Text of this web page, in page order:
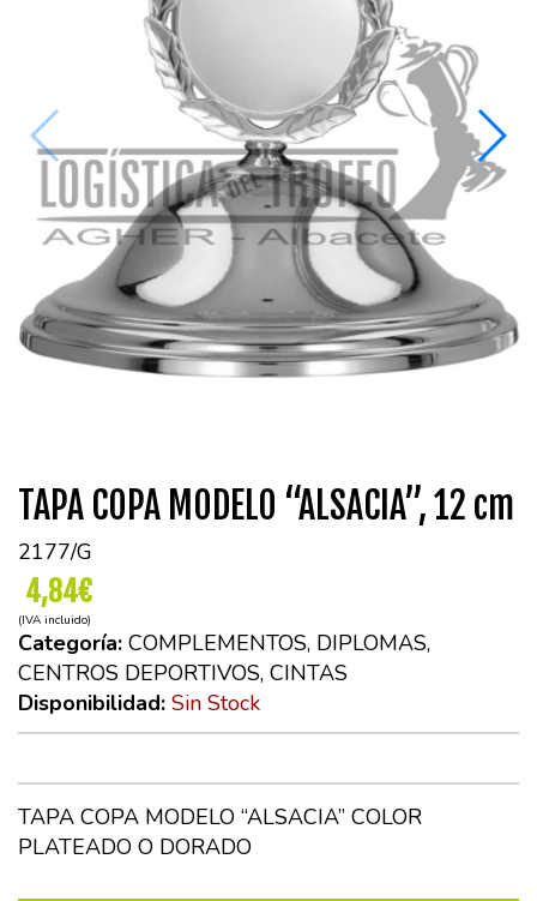
TAPA COPA MODELO “ALSACIA”, 12 cm
2177/G
4,84€
(IVA incluido)
Categoría: COMPLEMENTOS, DIPLOMAS,
CENTROS DEPORTIVOS, CINTAS
Disponibilidad: Sin Stock
TAPA COPA MODELO “ALSACIA” COLOR
PLATEADO O DORADO